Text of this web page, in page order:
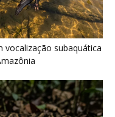
e prepara ataque de